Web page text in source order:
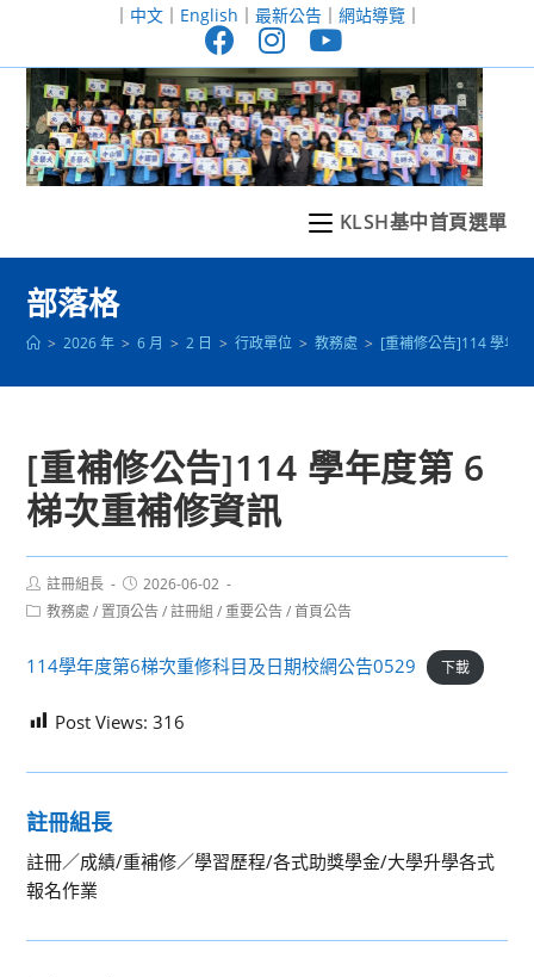
至
｜ 中文｜ English ｜ 最新公告｜ 網站導覽｜
KLSH基中首頁選單
部落格
> 2026 年 > 6 月 > 2 日 > 行政單位 > 教務處 > [重補修公告]114 學年
[重補修公告]114 學年度第 6
梯次重補修資訊
Post
author:
註冊組長
Post
published:
2026-06-02
Post教務處 / 置頂公告 / 註冊組 / 重要公告 / 首頁公告
114學年度第6梯次重修科目及日期校網公告0529 下載
Post Views: 316
註冊組長
註冊／成績/重補修／學習歷程/各式助獎學金/大學升學各式
報名作業